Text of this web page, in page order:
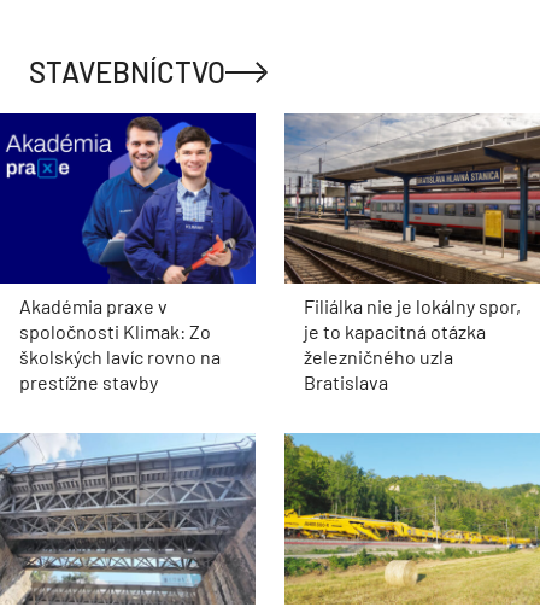
STAVEBNÍCTVO
Akadémia praxe v
spoločnosti Klimak: Zo
školských lavíc rovno na
prestížne stavby
Filiálka nie je lokálny spor,
je to kapacitná otázka
železničného uzla
Bratislava